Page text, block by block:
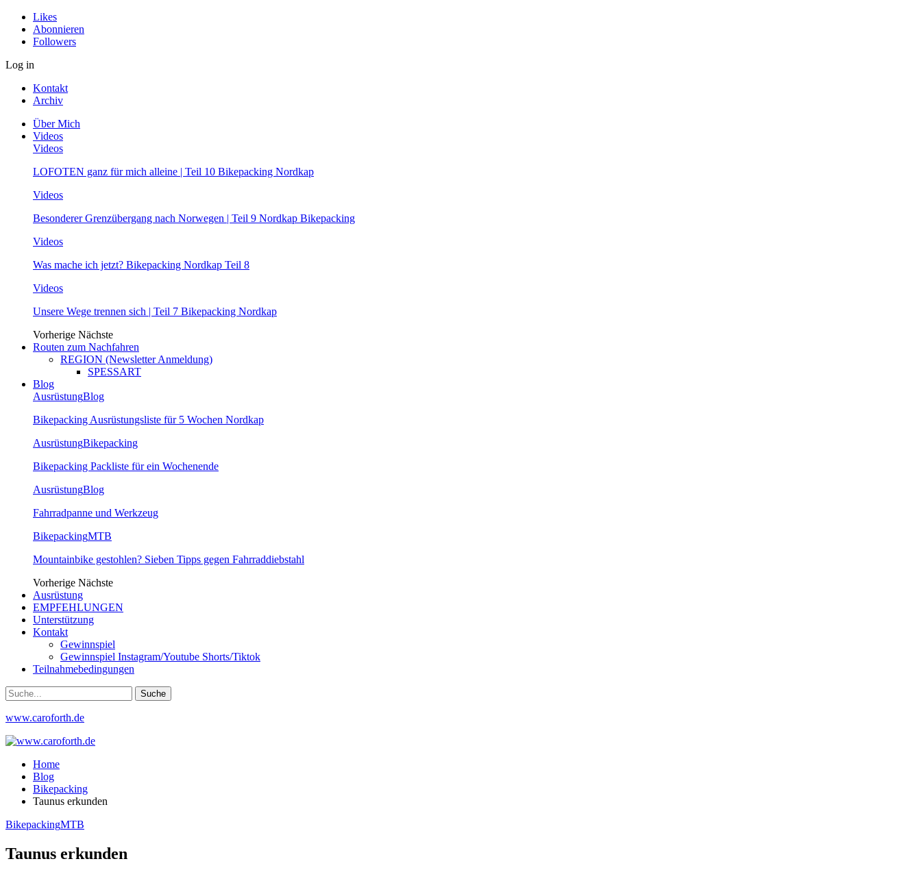
Likes
Abonnieren
Followers
Log in
Kontakt
Archiv
Über Mich
Videos
Videos
LOFOTEN ganz für mich alleine | Teil 10 Bikepacking Nordkap
Videos
Besonderer Grenzübergang nach Norwegen | Teil 9 Nordkap Bikepacking
Videos
Was mache ich jetzt? Bikepacking Nordkap Teil 8
Videos
Unsere Wege trennen sich | Teil 7 Bikepacking Nordkap
Vorherige Nächste
Routen zum Nachfahren
REGION (Newsletter Anmeldung)
SPESSART
Blog
AusrüstungBlog
Bikepacking Ausrüstungsliste für 5 Wochen Nordkap
AusrüstungBikepacking
Bikepacking Packliste für ein Wochenende
AusrüstungBlog
Fahrradpanne und Werkzeug
BikepackingMTB
Mountainbike gestohlen? Sieben Tipps gegen Fahrraddiebstahl
Vorherige Nächste
Ausrüstung
EMPFEHLUNGEN
Unterstützung
Kontakt
Gewinnspiel
Gewinnspiel Instagram/Youtube Shorts/Tiktok
Teilnahmebedingungen
www.caroforth.de
Home
Blog
Bikepacking
Taunus erkunden
BikepackingMTB
Taunus erkunden